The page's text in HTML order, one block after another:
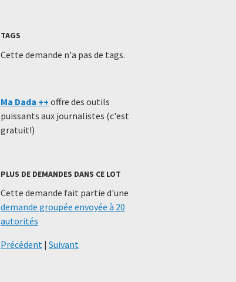
TAGS
Cette demande n'a pas de tags.
Ma Dada ++ offre des outils
puissants aux journalistes (c'est
gratuit!)
PLUS DE DEMANDES DANS CE LOT
Cette demande fait partie d'une
demande groupée envoyée à 20
autorités
Précédent | Suivant